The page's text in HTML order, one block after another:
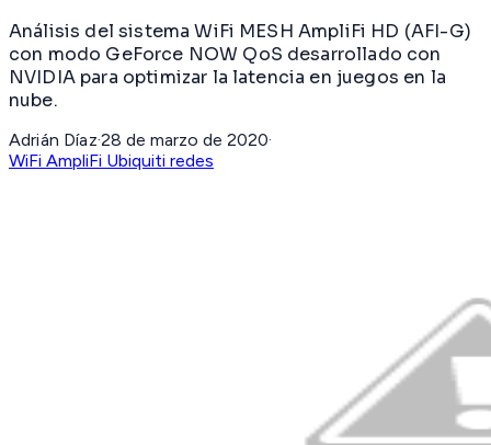
Análisis del sistema WiFi MESH AmpliFi HD (AFI-G)
con modo GeForce NOW QoS desarrollado con
NVIDIA para optimizar la latencia en juegos en la
nube.
Adrián Díaz·28 de marzo de 2020·
WiFi AmpliFi Ubiquiti redes